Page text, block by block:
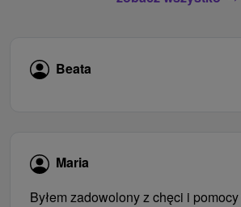
Beata
Maria
Byłem zadowolony z chęci i